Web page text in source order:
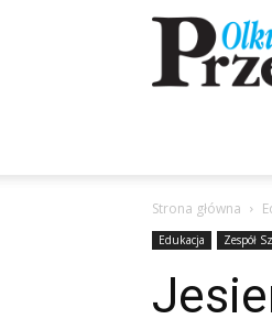
Przegląd
Olkuski
Strona główna
Edukacja Zespół